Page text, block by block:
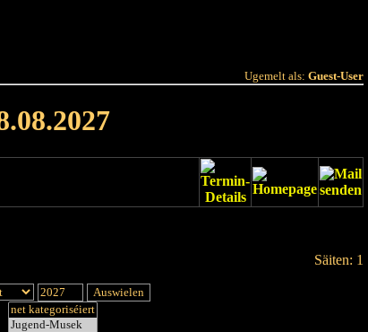
Ugemelt als: Guest-User
Säiten: 1